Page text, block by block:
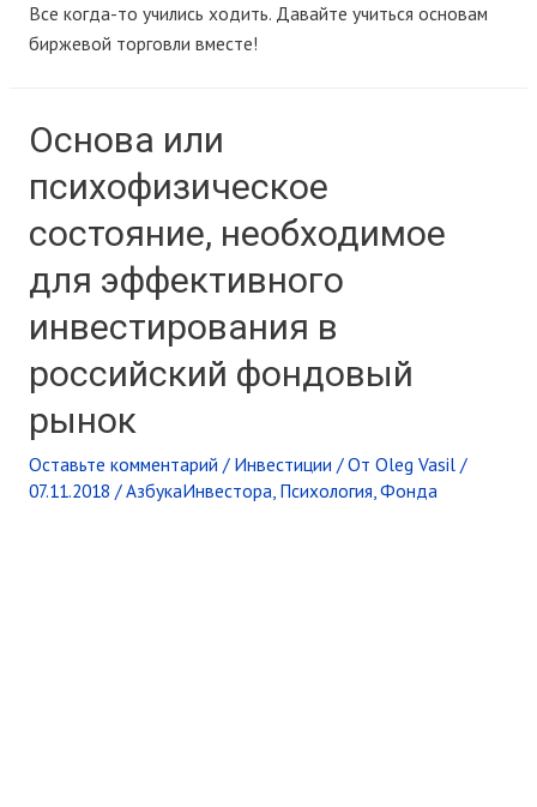
Все когда-то учились ходить. Давайте учиться основам
биржевой торговли вместе!
Основа или
психофизическое
состояние, необходимое
для эффективного
инвестирования в
российский фондовый
рынок
Оставьте комментарий / Инвестиции / От Oleg Vasil /
07.11.2018 /АзбукаИнвестора Психология Фонда